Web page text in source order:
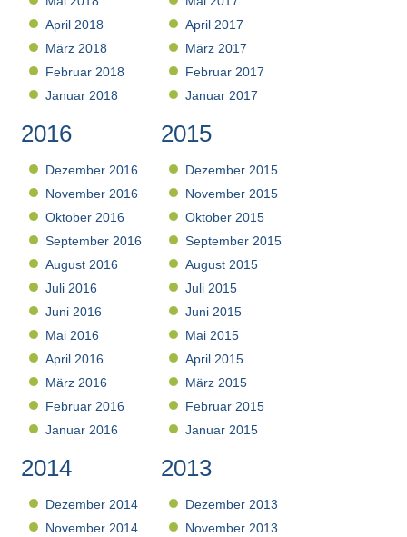
April 2018
März 2018
Februar 2018
Januar 2018
April 2017
März 2017
Februar 2017
Januar 2017
2016
Dezember 2016
November 2016
Oktober 2016
September 2016
August 2016
Juli 2016
Juni 2016
Mai 2016
April 2016
März 2016
Februar 2016
Januar 2016
2015
Dezember 2015
November 2015
Oktober 2015
September 2015
August 2015
Juli 2015
Juni 2015
Mai 2015
April 2015
März 2015
Februar 2015
Januar 2015
2014
Dezember 2014
November 2014
2013
Dezember 2013
November 2013